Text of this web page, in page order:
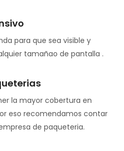
para que sea visible y
tamañao de pantalla .
la mayor cobertura en
eso recomendamos contar
de paqueteria.